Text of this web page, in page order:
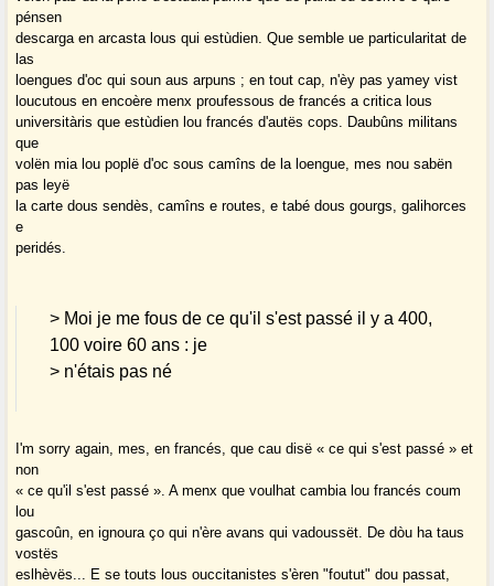
pénsen
descarga en arcasta lous qui estùdien. Que semble ue particularitat de
las
loengues d'oc qui soun aus arpuns ; en tout cap, n'èy pas yamey vist
loucutous en encoère menx proufessous de francés a critica lous
universitàris que estùdien lou francés d'autës cops. Daubûns militans
que
volën mia lou poplë d'oc sous camîns de la loengue, mes nou sabën
pas leyë
la carte dous sendès, camîns e routes, e tabé dous gourgs, galihorces
e
peridés.
> Moi je me fous de ce qu'il s'est passé il y a 400,
100 voire 60 ans : je
> n'étais pas né
I'm sorry again, mes, en francés, que cau disë « ce qui s'est passé » et
non
« ce qu'il s'est passé ». A menx que voulhat cambia lou francés coum
lou
gascoûn, en ignoura ço qui n'ère avans qui vadoussët. De dòu ha taus
vostës
eslhèvës... E se touts lous ouccitanistes s'èren "foutut" dou passat,